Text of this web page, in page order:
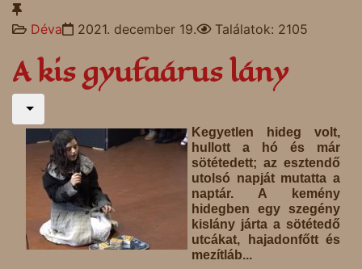
Déva 2021. december 19. Találatok: 2105
A kis gyufaárus lány
Kegyetlen hideg volt,
hullott a hó és már
sötétedett; az esztendő
utolsó napját mutatta a
naptár. A kemény
hidegben egy szegény
kislány járta a sötétedő
utcákat, hajadonfőtt és
mezítláb...